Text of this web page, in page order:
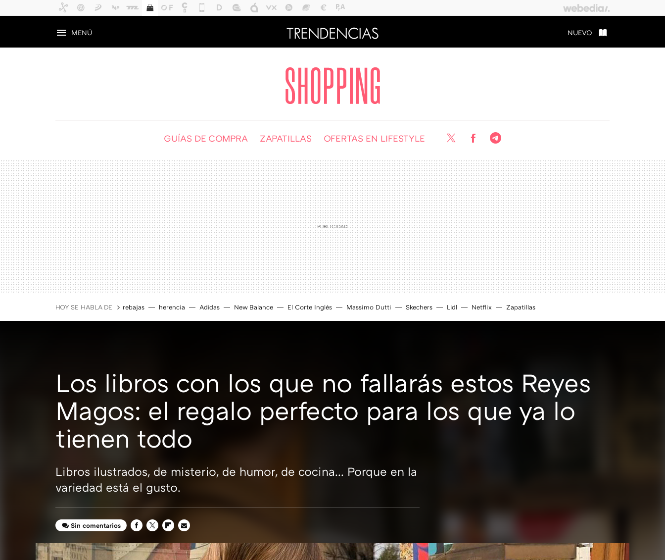
MENÚ NUEVO
GUÍAS DE COMPRA ZAPATILLAS OFERTAS EN LIFESTYLE Twitter Facebook
HOY SE HABLA DE rebajas herencia Adidas New Balance El Corte Inglés Massimo Dutti Skechers Lidl Netflix Zapatillas
Los libros con los que no fallarás estos Reyes
Magos: el regalo perfecto para los que ya lo
tienen todo
Libros ilustrados, de misterio, de humor, de cocina... Porque en la
variedad está el gusto.
Sin comentarios
MAIL